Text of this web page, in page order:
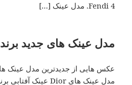
Fendi 4. مدل عینک […]
مدل عینک های جدید برند